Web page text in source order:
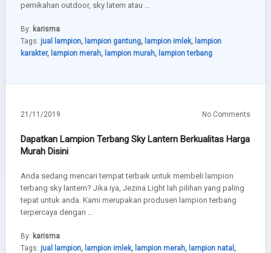
pernikahan outdoor, sky latern atau …
By: karisma
Tags: jual lampion, lampion gantung, lampion imlek, lampion
karakter, lampion merah, lampion murah, lampion terbang
21/11/2019 No Comments
Dapatkan Lampion Terbang Sky Lantern Berkualitas Harga
Murah Disini
Anda sedang mencari tempat terbaik untuk membeli lampion
terbang sky lantern? Jika iya, Jezina Light lah pilihan yang paling
tepat untuk anda. Kami merupakan produsen lampion terbang
terpercaya dengan …
By: karisma
Tags: jual lampion, lampion imlek, lampion merah, lampion natal ,